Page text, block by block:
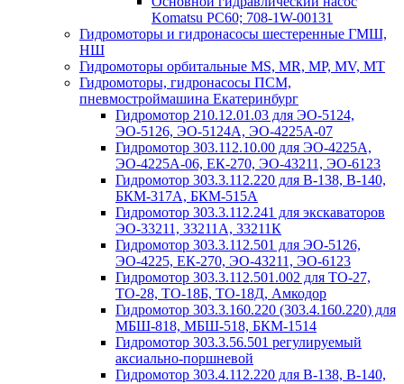
Komatsu PC60; 708-1W-00131
Гидромоторы и гидронасосы шестеренные ГМШ,
НШ
Гидромоторы орбитальные MS, MR, MP, MV, MT
Гидромоторы, гидронасосы ПСМ,
пневмостроймашина Екатеринбург
Гидромотор 210.12.01.03 для ЭО-5124,
ЭО-5126, ЭО-5124А, ЭО-4225А-07
Гидромотор 303.112.10.00 для ЭО-4225А,
ЭО-4225А-06, ЕК-270, ЭО-43211, ЭО-6123
Гидромотор 303.3.112.220 для В-138, В-140,
БКМ-317А, БКМ-515А
Гидромотор 303.3.112.241 для экскаваторов
ЭО-33211, 33211А, 33211К
Гидромотор 303.3.112.501 для ЭО-5126,
ЭО-4225, ЕК-270, ЭО-43211, ЭО-6123
Гидромотор 303.3.112.501.002 для ТО-27,
ТО-28, ТО-18Б, ТО-18Д, Амкодор
Гидромотор 303.3.160.220 (303.4.160.220) для
МБШ-818, МБШ-518, БКМ-1514
Гидромотор 303.3.56.501 регулируемый
аксиально-поршневой
Гидромотор 303.4.112.220 для В-138, В-140,